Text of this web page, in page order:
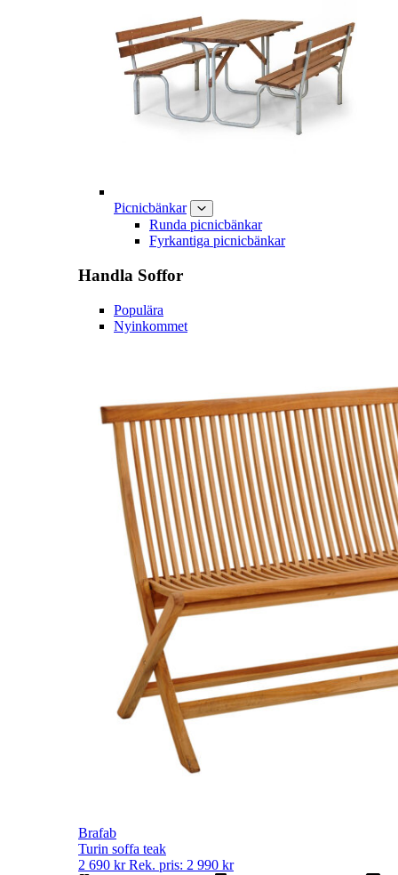
Picnicbänkar
Runda picnicbänkar
Fyrkantiga picnicbänkar
Handla Soffor
Populära
Nyinkommet
Brafab
Turin soffa teak
2 690 kr Rek. pris: 2 990 kr